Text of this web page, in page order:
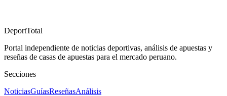
DeportTotal
Portal independiente de noticias deportivas, análisis de apuestas y
reseñas de casas de apuestas para el mercado peruano.
Secciones
NoticiasGuíasReseñasAnálisis